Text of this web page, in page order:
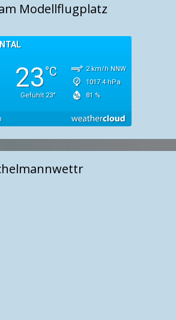
Modellflugplatz